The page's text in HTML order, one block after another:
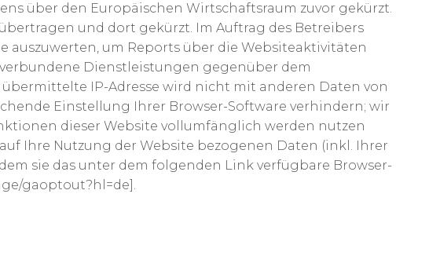
über den Europäischen Wirtschaftsraum zuvor gekürzt.
und dort gekürzt. Im Auftrag des Betreibers
auszuwerten, um Reports über die Websiteaktivitäten
Dienstleistungen gegenüber dem
IP-Adresse wird nicht mit anderen Daten von
Einstellung Ihrer Browser-Software verhindern; wir
dieser Website vollumfänglich werden nutzen
Ihre Nutzung der Website bezogenen Daten (inkl. Ihrer
sie das unter dem folgenden Link verfügbare Browser-
gaoptout?hl=de].